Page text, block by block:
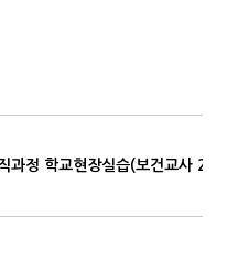
과정 학교현장실습(보건교사 2급